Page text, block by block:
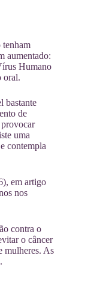
tenham
aumentado:
Humano
oral.
bastante
de
uma
contempla
em artigo
nos
contra o
o câncer
mulheres. As